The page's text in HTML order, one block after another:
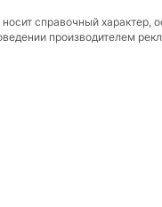
справочный
производителем